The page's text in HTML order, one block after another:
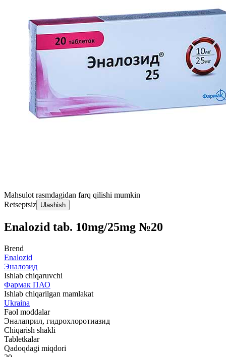
Mahsulot rasmdagidan farq qilishi mumkin
Retseptsiz Ulashish
Enalozid tab. 10mg/25mg №20
Brend
Enalozid
Эналозид
Ishlab chiqaruvchi
Фармак ПАО
Ishlab chiqarilgan mamlakat
Ukraina
Faol moddalar
Эналаприл, гидрохлоротиазид
Chiqarish shakli
Tabletkalar
Qadoqdagi miqdori